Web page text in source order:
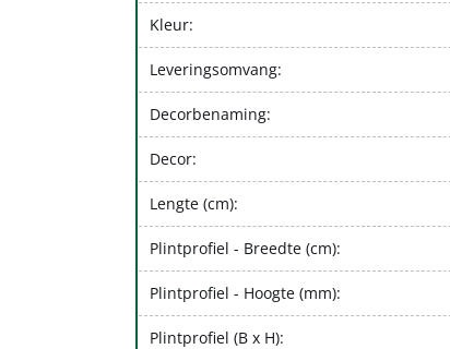
Kleur:
Leveringsomvang:
Decorbenaming:
Decor:
Lengte (cm):
Plintprofiel - Breedte (cm):
Plintprofiel - Hoogte (mm):
Plintprofiel (B x H):